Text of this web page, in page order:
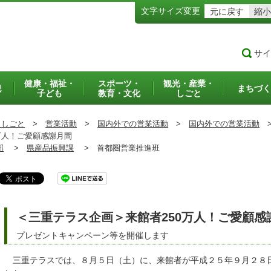
文字サイズ変更 元に戻す 縮小
サ
健康・福祉・
子ども
スポーツ・
教育・文化
観光・産業・
しごと
まちづ
ごと > 営業活動 > 国内外での営業活動 > 国内外での営業活動
！ご愛顧感謝月間
> 県産品振興課 > 首都圏営業推進班
＜三重テラス企画＞来館者250万人！ご愛顧感
プレゼントキャンペーン等を開催します
三重テラスでは、８月５日（土）に、来館者が平成２５年９月２８